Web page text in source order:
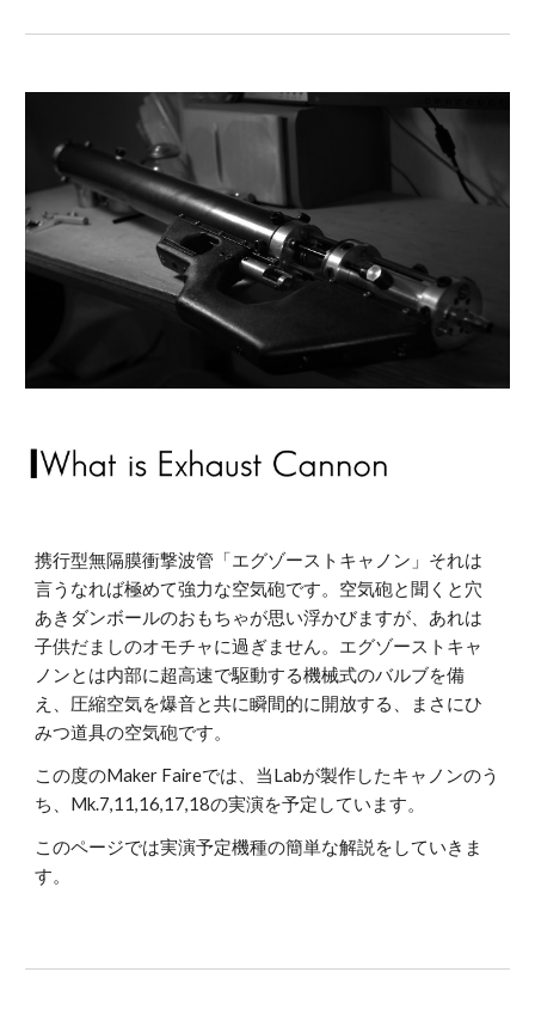
携行型無隔膜衝撃波管「エグゾーストキャノン」それは
言うなれば極めて強力な空気砲です。空気砲と聞くと穴
あきダンボールのおもちゃが思い浮かびますが、あれは
子供だましのオモチャに過ぎません。エグゾーストキャ
ノンとは内部に超高速で駆動する機械式のバルブを備
え、圧縮空気を爆音と共に瞬間的に開放する、まさにひ
みつ道具の空気砲です。
この度のMaker Faireでは、当Labが製作したキャノンのう
ち、Mk.7,11,16,17,18の実演を予定しています。
このページでは実演予定機種の簡単な解説をしていきま
す。